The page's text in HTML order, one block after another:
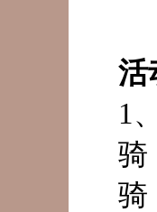
活
1
骑
骑